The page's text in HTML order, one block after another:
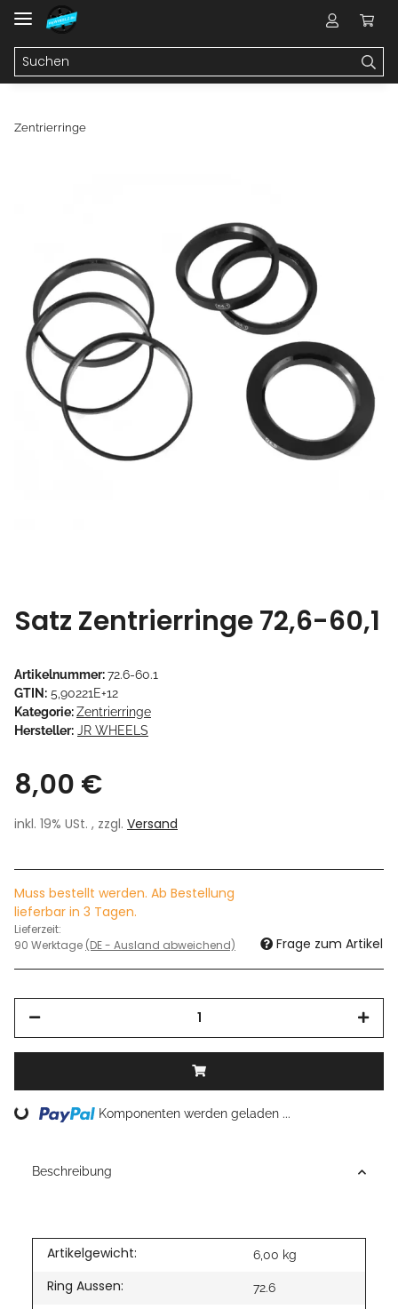
Zentrierringe
Satz Zentrierringe 72,6-60,1
Artikelnummer:72.6-60.1
GTIN: 5,90221E+12
Kategorie:Zentrierringe
Hersteller: JR WHEELS
8,00 €
inkl. 19% USt. , zzgl. Versand
Muss bestellt werden. Ab Bestellung
lieferbar in 3 Tagen.
Lieferzeit:
90 Werktage (DE - Ausland abweichend) Frage zum Artikel
Loading... Komponenten werden geladen ...
Beschreibung
Artikelgewicht: 6,00 kg
Ring Aussen: 72.6